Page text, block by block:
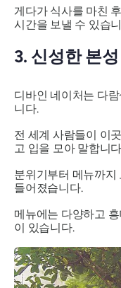
게다가 식사를 마친
시간을 보낼 수 있습
3. 신성한 본성
디바인 네이처는 다
니다.
전 세계 사람들이 이
고 입을 모아 말합니
분위기부터 메뉴까지
들어졌습니다.
메뉴에는 다양하고
이 있습니다.